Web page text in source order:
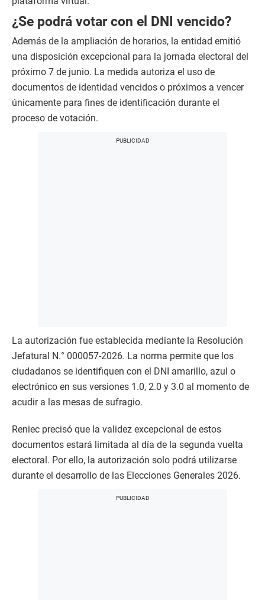
¿Se podrá votar con el DNI vencido?
Además de la ampliación de horarios, la entidad emitió
una disposición excepcional para la jornada electoral del
próximo 7 de junio. La medida autoriza el uso de
documentos de identidad vencidos o próximos a vencer
únicamente para fines de identificación durante el
proceso de votación.
La autorización fue establecida mediante la Resolución
Jefatural N.° 000057-2026. La norma permite que los
ciudadanos se identifiquen con el DNI amarillo, azul o
electrónico en sus versiones 1.0, 2.0 y 3.0 al momento de
acudir a las mesas de sufragio.
Reniec precisó que la validez excepcional de estos
documentos estará limitada al día de la segunda vuelta
electoral. Por ello, la autorización solo podrá utilizarse
durante el desarrollo de las Elecciones Generales 2026.